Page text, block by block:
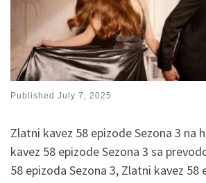
Published July 7, 2025
Zlatni kavez 58 epizode Sezona 3 na
kavez 58 epizode Sezona 3 sa
58 epizoda Sezona 3, Zlatni kavez 58